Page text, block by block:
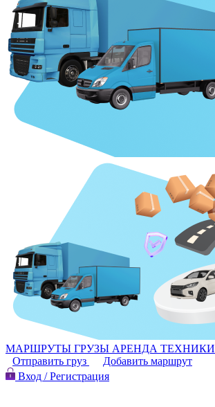
МАРШРУТЫ ГРУЗЫ АРЕНДА ТЕХНИКИ
Отправить груз
Добавить маршрут
Вход / Регистрация